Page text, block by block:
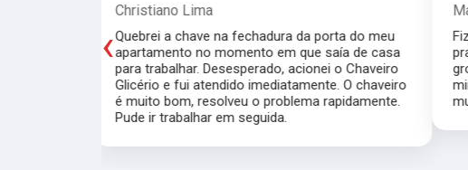
Marcela Perna
Fiz a cópia de 2 chaves uma simples e outra
pra fechadura de travamento (aquelas chaves
grossas) e ficou pronta em menos de 15
minutos. O atendimento foi excelente, todos
muito simpáticos e o preço justo ao serviço!!
‹